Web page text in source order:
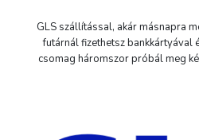
GLS szállítással, akár másnapra
futárnál fizethetsz bankkártyával
csomag háromszor próbál meg